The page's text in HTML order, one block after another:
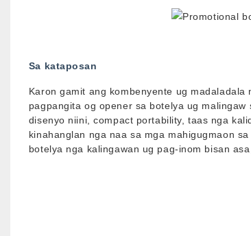
Sa kataposan
Karon gamit ang kombenyente ug
pagpangita og opener sa botelya ug
disenyo niini, compact portability, taas nga
kinahanglan nga naa sa mga mahigugmaon
botelya nga kalingawan ug pag-inom bisan